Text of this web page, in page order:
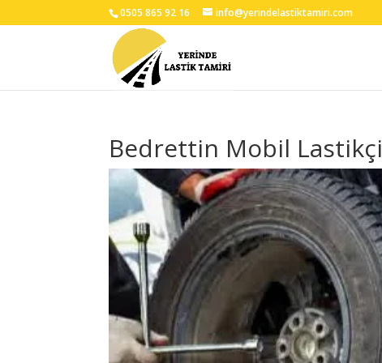
0505 865 92 16 info@yerindelastiktamiri.com
Bedrettin Mobil Lastikçi